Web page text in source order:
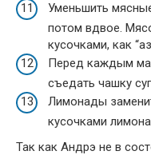
Уменьшить
потом вдвое.
кусочками, как
Перед каждым
съедать чашку
Лимонады
кусочками
Так как Андрэ не в